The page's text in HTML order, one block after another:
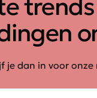
je dan in voor onze